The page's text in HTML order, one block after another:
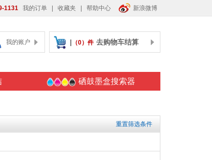
1131 我的订单 收藏夹 帮助中心 新浪微博
我的账户 | （0）件 去购物车结算
硒鼓墨盒搜索器
重置筛选条件